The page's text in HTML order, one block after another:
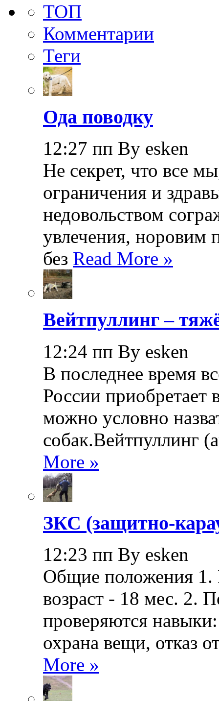
ТОП
Комментарии
Теги
Ода поводку
12:27 пп By esken
Не секрет, что все
ограничения и
недовольством
увлечения, норовим
без Read More »
Вейтпуллинг –
12:24 пп By esken
В последнее время
России приобретает
можно условно
собак.Вейтпуллинг
More »
ЗКС (защитно-
12:23 пп By esken
Общие положения
возраст - 18 мес. 2.
проверяются
охрана вещи, отказ
More »